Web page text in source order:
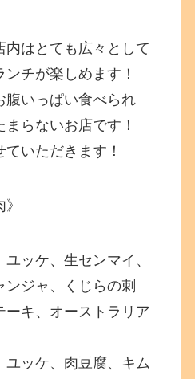
内はとても広々として
チが楽しめます！
腹いっぱい食べられ
らないお店です！
いただきます！
ユッケ、生センマイ、
ジャ、くじらの刺
ーキ、オーストラリア
ユッケ、肉豆腐、キム